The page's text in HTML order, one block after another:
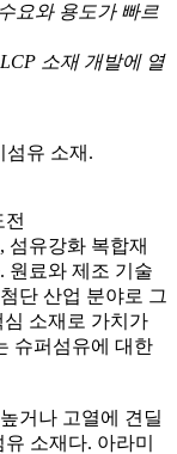
요와 용도가 빠르
소재 개발에 열
섬유 소재.
섬유강화 복합재
원료와 제조 기술
단 산업 분야로 그
소재로 가치가
슈퍼섬유에 대한
거나 고열에 견딜
소재다. 아라미